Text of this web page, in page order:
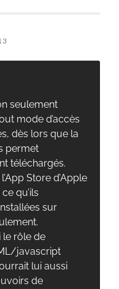
seulement
mode d’accès
dès lors que la
permet
téléchargés.
Store d’Apple
qu’ils
sur
le rôle de
javascript
lui aussi
de